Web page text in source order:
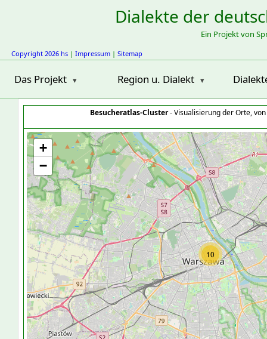
Dialekte der
Ein Projekt von
Copyright 2026 hs | Impressum | Sitemap
Das Projekt Region u. Dialekt
Besucheratlas-Cluster- Visualisierung der Orte,
10
+
−